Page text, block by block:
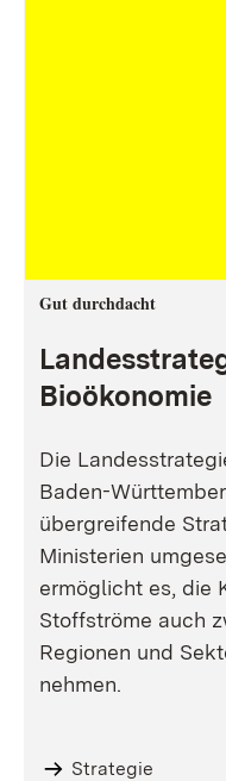
Gut durchdacht
Bioökonomie
Die
Baden-
übergreifende
Ministerien
ermöglicht es, die
Stoffströme auch
Regionen und
nehmen.
Strategie